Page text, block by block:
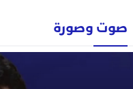
صوت وصورة